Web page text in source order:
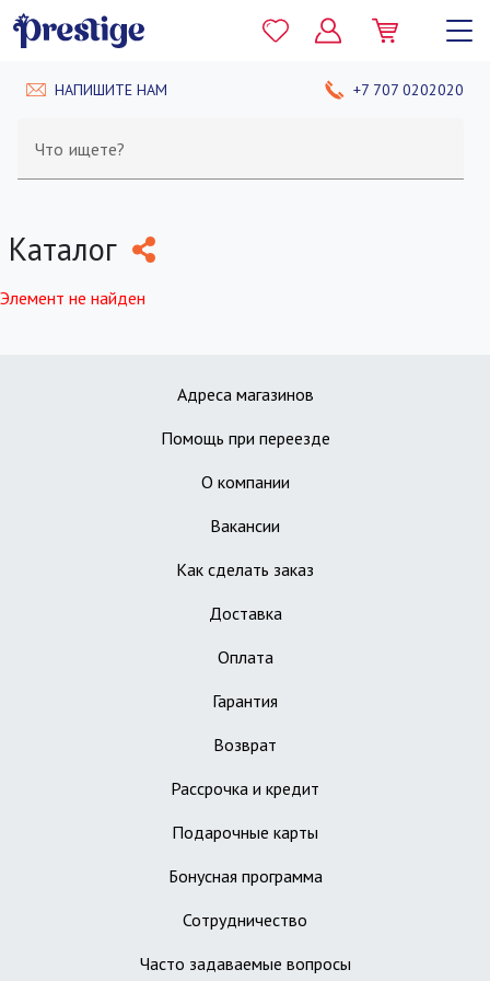
НАПИШИТЕ НАМ +7 707 0202020
Что ищете?
Каталог
Элемент не найден
Адреса магазинов
Помощь при переезде
О компании
Вакансии
Как сделать заказ
Доставка
Оплата
Гарантия
Возврат
Рассрочка и кредит
Подарочные карты
Бонусная программа
Сотрудничество
Часто задаваемые вопросы